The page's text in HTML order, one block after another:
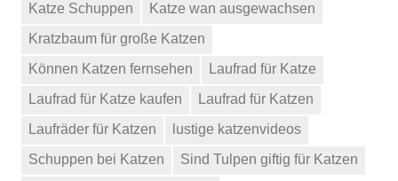
Katze Schuppen
Katze wan ausgewachsen
Kratzbaum für große Katzen
Können Katzen fernsehen
Laufrad für Katze
Laufrad für Katze kaufen
Laufrad für Katzen
Laufräder für Katzen
lustige katzenvideos
Schuppen bei Katzen
Sind Tulpen giftig für Katzen